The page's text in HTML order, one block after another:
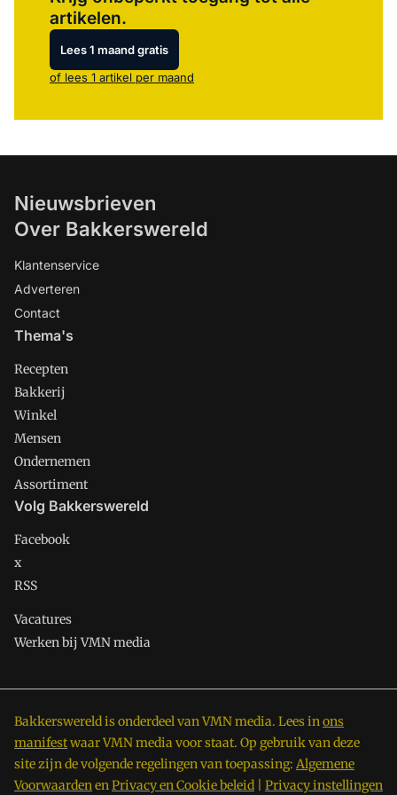
artikelen.
Lees 1 maand gratis
of lees 1 artikel per maand
Nieuwsbrieven
Over Bakkerswereld
Klantenservice
Adverteren
Contact
Thema's
Recepten
Bakkerij
Winkel
Mensen
Ondernemen
Assortiment
Volg Bakkerswereld
Facebook
x
RSS
Vacatures
Werken bij VMN media
Bakkerswereld is onderdeel van VMN media. Lees inons
manifestwaar VMN media voor staat. Op gebruik van deze
site zijn de volgende regelingen van toepassing: Algemene
VoorwaardenenPrivacy en Cookie beleid Privacy instellingen